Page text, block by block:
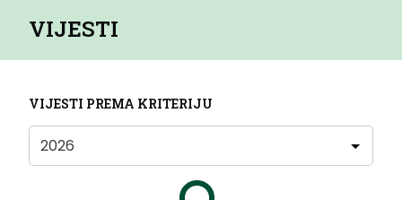
VIJESTI
VIJESTI PREMA KRITERIJU